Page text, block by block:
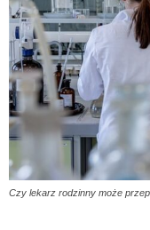
Czy lekarz rodzinny może